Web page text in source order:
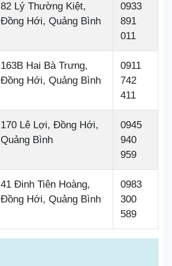
82 Lý Thường Kiệt,
Đồng Hới, Quảng Bình
0933
891
011
163B Hai Bà Trưng,
Đồng Hới, Quảng Bình
0911
742
411
170 Lê Lợi, Đồng Hới,
Quảng Bình
0945
940
959
41 Đinh Tiên Hoàng,
Đồng Hới, Quảng Bình
0983
300
589